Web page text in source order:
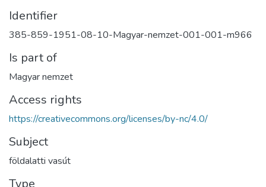
Identifier
385-859-1951-08-10-Magyar-nemzet-001-001-m966
Is part of
Magyar nemzet
Access rights
https://creativecommons.org/licenses/by-nc/4.0/
Subject
földalatti vasút
Type